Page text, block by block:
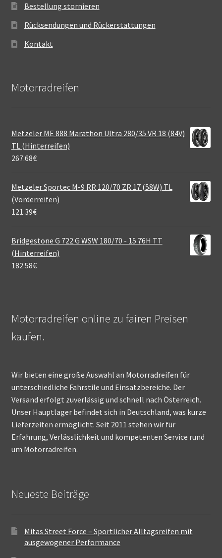
Bestellung stornieren
Rücksendungen und Rückerstattungen
Kontakt
Motorradreifen
Metzeler ME 888 Marathon Ultra 280/35 VR 18 (84V)
TL (Hinterreifen)
267.68€
Metzeler Sportec M-9 RR 120/70 ZR 17 (58W) TL
(Vorderreifen)
121.39€
Bridgestone G 722 G WSW 180/70 - 15 76H TT
(Hinterreifen)
182.58€
Motorradreifen online zu fairen Preisen
kaufen.
Wir bieten eine große Auswahl an Motorradreifen für
unterschiedliche Fahrstile und Einsatzbereiche. Der
Versand erfolgt zuverlässig und schnell nach Österreich.
Unser Hauptlager befindet sich in Deutschland, was kurze
Lieferzeiten ermöglicht. Seit 2011 stehen wir für
Erfahrung, Verlässlichkeit und kompetenten Service rund
um Motorradreifen.
Neueste Beiträge
Mitas Street Force – Sportlicher Alltagsreifen mit
ausgewogener Performance